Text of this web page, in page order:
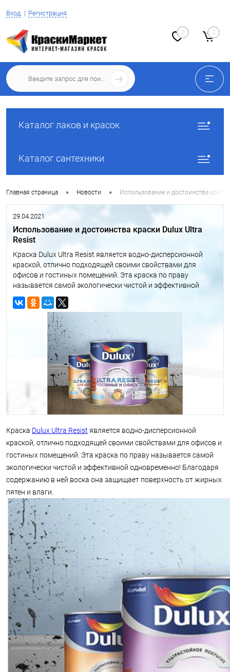
Вход Регистрация
0 0
Каталог лаков и красок
Каталог сантехники
Главная страница • Новости • Использование и достоинства
29.04.2021
Использование и достоинства краски Dulux Ultra
Resist
Краска Dulux Ultra Resist является водно-дисперсионной
краской, отлично подходящей своими свойствами для
офисов и гостиных помещений. Эта краска по праву
называется самой экологически чистой и эффективной
одновременно! Благодаря содержанию в ней воска она
защищает поверхность от жирных пятен и влаги.
Краска Dulux Ultra Resist является водно-дисперсионной
краской, отлично подходящей своими свойствами для офисов и
гостиных помещений. Эта краска по праву называется самой
экологически чистой и эффективной одновременно! Благодаря
содержанию в ней воска она защищает поверхность от жирных
пятен и влаги.